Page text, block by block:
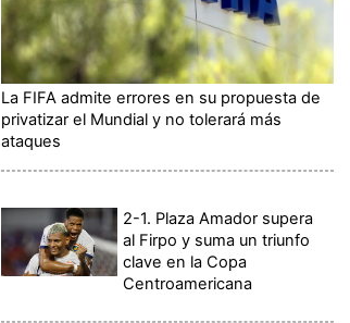
La FIFA admite errores en su propuesta de
privatizar el Mundial y no tolerará más
ataques
2-1. Plaza Amador supera
al Firpo y suma un triunfo
clave en la Copa
Centroamericana